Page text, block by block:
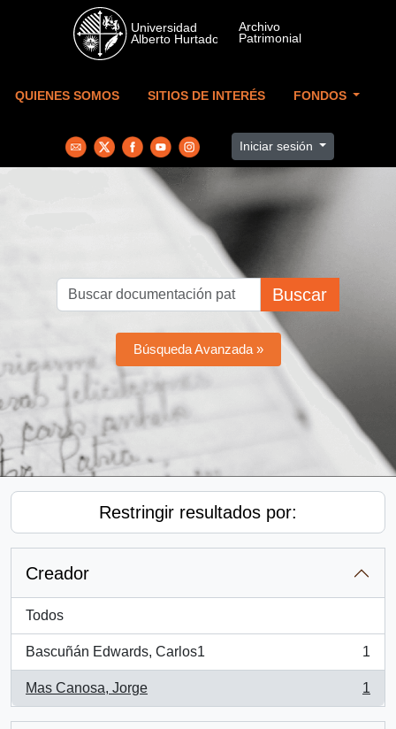
Skip to main content
QUIENES SOMOS SITIOS DE INTERÉS FONDOS
Iniciar sesión
Buscar
Búsqueda Avanzada »
Restringir resultados por:
Creador
Todos
Bascuñán Edwards, Carlos1
, 1 resultados
1
Mas Canosa, Jorge
, 1 resultados
1